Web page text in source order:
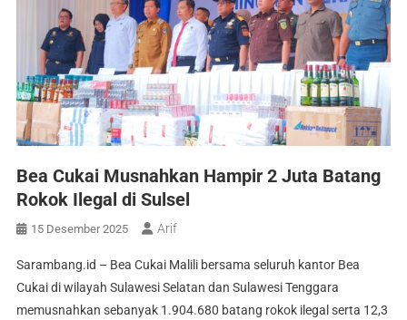
Bea Cukai Musnahkan Hampir 2 Juta Batang
Rokok Ilegal di Sulsel
15 Desember 2025 Arif
Sarambang.id – Bea Cukai Malili bersama seluruh kantor Bea
Cukai di wilayah Sulawesi Selatan dan Sulawesi Tenggara
memusnahkan sebanyak 1.904.680 batang rokok ilegal serta 12,3